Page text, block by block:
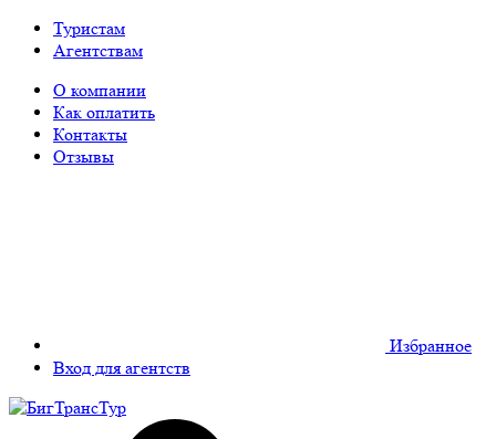
Туристам
Агентствам
О компании
Как оплатить
Контакты
Отзывы
Избранное
Вход для агентств